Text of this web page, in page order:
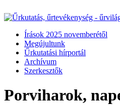
Írások 2025 novemberétől
Megújultunk
Űrkutatási hírportál
Archívum
Szerkesztők
Porviharok,